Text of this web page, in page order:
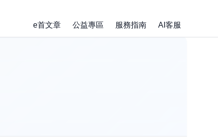
e首文章 公益專區 服務指南 AI客服